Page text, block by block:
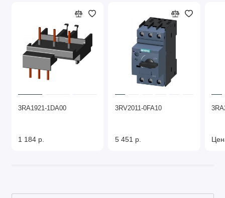
3RA1921-1DA00
1 184 р.
3RV2011-0FA10
5 451 р.